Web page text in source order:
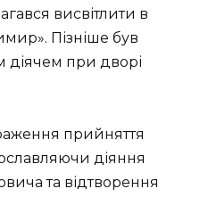
висвітлити в
Пізніше був
діячем при дворі
прийняття
діяння
та відтворення